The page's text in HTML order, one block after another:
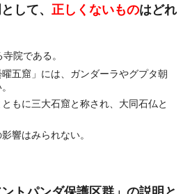
して、 正しくないものはどれ
院である。
五窟」には、ガンダーラやグプタ朝
もに三大石窟と称され、大同石仏と
響はみられない。